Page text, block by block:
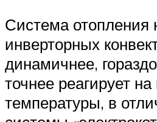
Система отопления
инверторных
динамичнее,
точнее реагирует
температуры, в